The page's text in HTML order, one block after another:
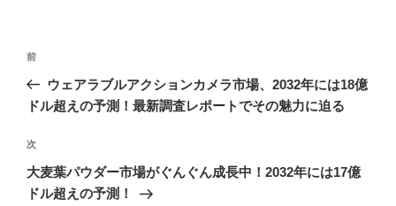
投
ナ
ゲ
ー
シ
前
の
投
前
ウェアラブルアクションカメラ市場、2032年には18億
ドル超えの予測！最新調査レポートでその魅力に迫る
次
の
投
次
大麦葉パウダー市場がぐんぐん成長中！2032年には17億
ドル超えの予測！